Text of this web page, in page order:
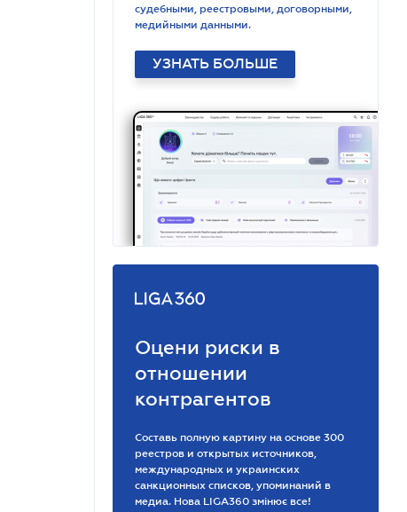
судебными, реестровыми, договорными,
медийными данными.
УЗНАТЬ БОЛЬШЕ
Оцени риски в
отношении
контрагентов
Составь полную картину на основе 300
реестров и открытых источников,
международных и украинских
санкционных списков, упоминаний в
медиа. Нова LIGA360 змінює все!